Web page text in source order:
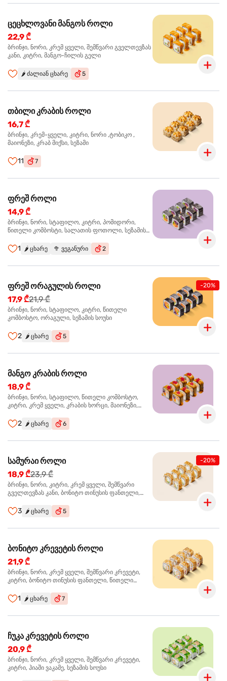
ცეცხლოვანი მანგოს როლი
22,9 ₾
ბრინჯი, ნორი, კრემ ყველი, შემწვარი გველთევზას
კანი, კიტრი, მანგო-ჩილის გელი
🌶️ ძალიან ცხარე 5
თბილი კრაბის როლი
16,7 ₾
ბრინჯი, კრემ-ყველი, კიტრი, ნორი ,ტობიკო ,
მაიონეზი, კრაბ მიქსი, სეზამი
11 7
ფრეშ როლი
14,9 ₾
ბრინჯი, ნორი, სტაფილო, კიტრი, პომიდორი,
წითელი კომბოსტი, სალათის ფოთოლი, სეზამის
1 🌶️ ცხარე 🥦 ვეგანური 2
-20%
ფრეშ ორაგულის როლი
17,9 ₾21,9 ₾
ბრინჯი, ნორი, სტაფილო, კიტრი, წითელი
კომბოსტო, ორაგული, სეზამის სოუსი
2 🌶️ ცხარე 5
მანგო კრაბის როლი
18,9 ₾
ბრინჯი, ნორი, სტაფილო, წითელი კომბოსტო,
კიტრი, კრემ ყველი, კრაბის ხორცი, მაიონეზი,
2 🌶️ ცხარე 6
-20%
სამურაი როლი
18,9 ₾23,9 ₾
ბრინჯი, ნორი, კიტრი, კრემ ყველი, შემწვარი
გველთევზას კანი, ბონიტო თინუსის ფანთელი,
3 🌶️ ცხარე 5
ბონიტო კრევეტის როლი
21,9 ₾
ბრინჯი, ნორი, კრემ ყველი, შემწვარი კრევეტი,
კიტრი, ბონიტო თინუსის ფანთელი, წითელი
1 🌶️ ცხარე 7
ჩუკა კრევეტის როლი
20,9 ₾
ბრინჯი, ნორი, კრემ ყველი, შემწვარი კრევეტი,
კიტრი, ჰიაში ვაკამე, სეზამის სოუსი